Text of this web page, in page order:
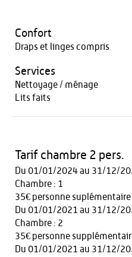
Confort
Draps et linges compris
Services
Nettoyage / ménage
Lits faits
Tarif chambre 2 pers.
Du 01/01/2024 au 31/12/
Chambre : 1
35€ personne suplémentaire
Du 01/01/2021 au 31/12/
Chambre : 2
35€ personne
Du 01/01/2021 au 31/12/